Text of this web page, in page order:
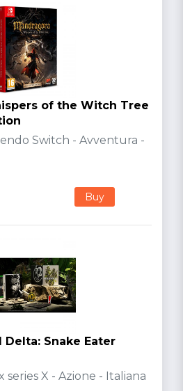
of the Witch Tree
Switch - Avventura -
Buy
Delta: Snake Eater
series X - Azione - Italiana